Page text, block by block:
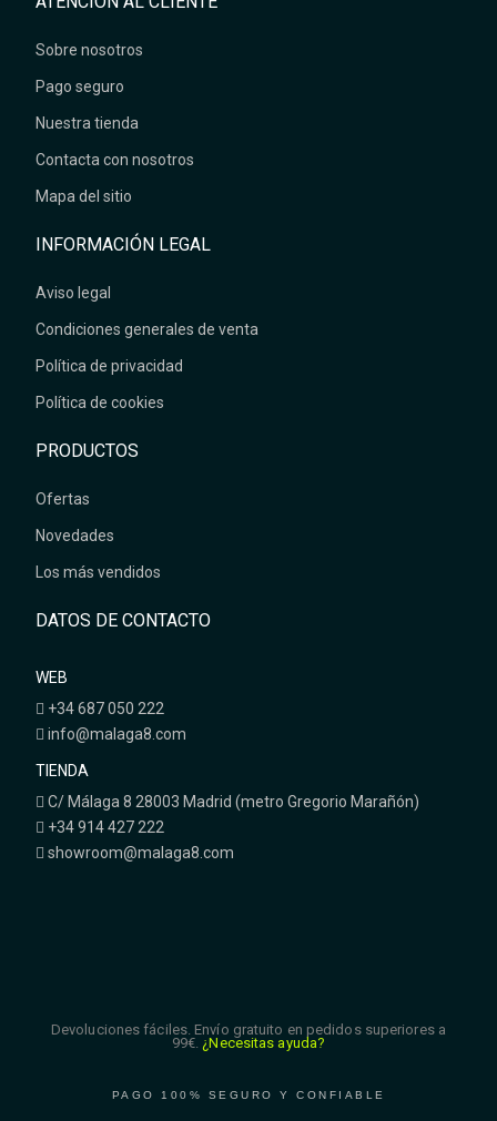
Sobre nosotros
Pago seguro
Nuestra tienda
Contacta con nosotros
Mapa del sitio
INFORMACIÓN LEGAL
Aviso legal
Condiciones generales de venta
Política de privacidad
Política de cookies
PRODUCTOS
Ofertas
Novedades
Los más vendidos
DATOS DE CONTACTO
WEB
+34 687 050 222
info@malaga8.com
TIENDA
C/ Málaga 8 28003 Madrid (metro Gregorio Marañón)
+34 914 427 222
showroom@malaga8.com
Devoluciones fáciles. Envío gratuito en pedidos superiores a
99€. ¿Necesitas ayuda?
PAGO 100% SEGURO Y CONFIABLE